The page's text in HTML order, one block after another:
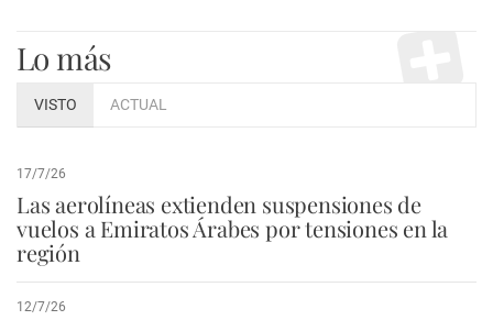
Lo más
VISTO ACTUAL
17/7/26
Las aerolíneas extienden suspensiones de
vuelos a Emiratos Árabes por tensiones en la
región
12/7/26